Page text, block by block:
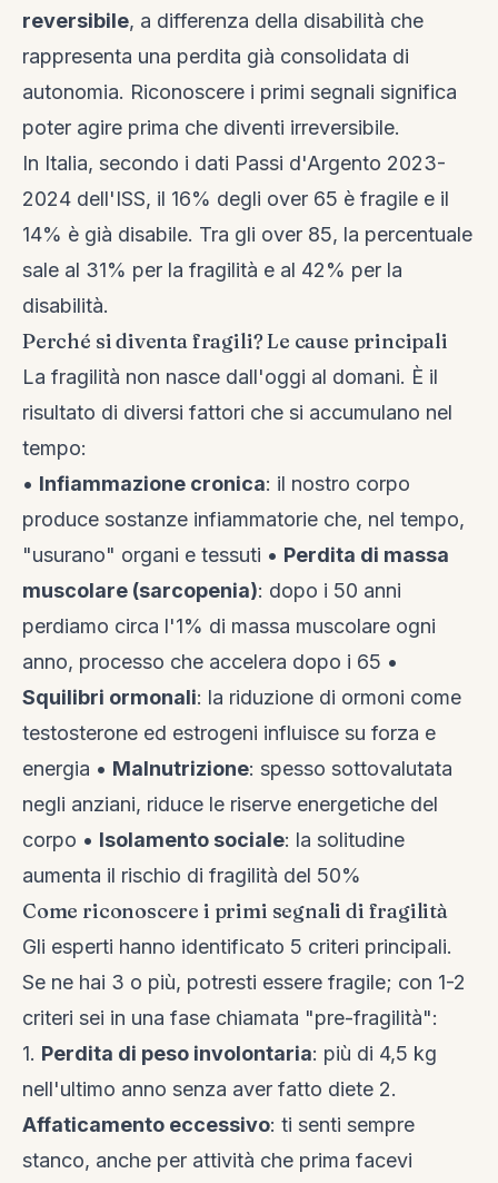
reversibile, a differenza della disabilità che
rappresenta una perdita già consolidata di
autonomia. Riconoscere i primi segnali significa
poter agire prima che diventi irreversibile.
In Italia, secondo i dati Passi d'Argento 2023-
2024 dell'ISS, il 16% degli over 65 è fragile e il
14% è già disabile. Tra gli over 85, la percentuale
sale al 31% per la fragilità e al 42% per la
disabilità.
Perché si diventa fragili? Le cause principali
La fragilità non nasce dall'oggi al domani. È il
risultato di diversi fattori che si accumulano nel
tempo:
• Infiammazione cronica: il nostro corpo
produce sostanze infiammatorie che, nel tempo,
"usurano" organi e tessuti • Perdita di massa
muscolare (sarcopenia): dopo i 50 anni
perdiamo circa l'1% di massa muscolare ogni
anno, processo che accelera dopo i 65 •
Squilibri ormonali: la riduzione di ormoni come
testosterone ed estrogeni influisce su forza e
energia • Malnutrizione: spesso sottovalutata
negli anziani, riduce le riserve energetiche del
corpo • Isolamento sociale: la solitudine
aumenta il rischio di fragilità del 50%
Come riconoscere i primi segnali di fragilità
Gli esperti hanno identificato 5 criteri principali.
Se ne hai 3 o più, potresti essere fragile; con 1-2
criteri sei in una fase chiamata "pre-fragilità":
1. Perdita di peso involontaria: più di 4,5 kg
nell'ultimo anno senza aver fatto diete 2.
Affaticamento eccessivo: ti senti sempre
stanco, anche per attività che prima facevi